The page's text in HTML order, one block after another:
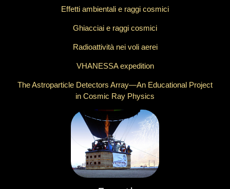
Effetti ambientali e raggi cosmici
Ghiacciai e raggi cosmici
Radioattività nei voli aerei
VHANESSA expedition
The Astroparticle Detectors Array—An Educational Project
in Cosmic Ray Physics